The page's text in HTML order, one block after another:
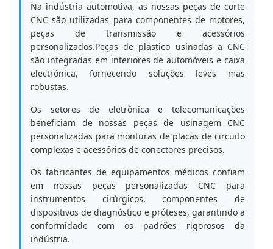
Na indústria automotiva, as nossas peças de corte
CNC são utilizadas para componentes de motores,
peças de transmissão e acessórios
personalizados.Peças de plástico usinadas a CNC
são integradas em interiores de automóveis e caixa
electrónica, fornecendo soluções leves mas
robustas.
Os setores de eletrônica e telecomunicações
beneficiam de nossas peças de usinagem CNC
personalizadas para monturas de placas de circuito
complexas e acessórios de conectores precisos.
Os fabricantes de equipamentos médicos confiam
em nossas peças personalizadas CNC para
instrumentos cirúrgicos, componentes de
dispositivos de diagnóstico e próteses, garantindo a
conformidade com os padrões rigorosos da
indústria.